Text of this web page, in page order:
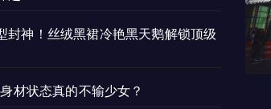
封神！丝绒黑裙冷艳黑天鹅解锁顶级
材状态真的不输少女？